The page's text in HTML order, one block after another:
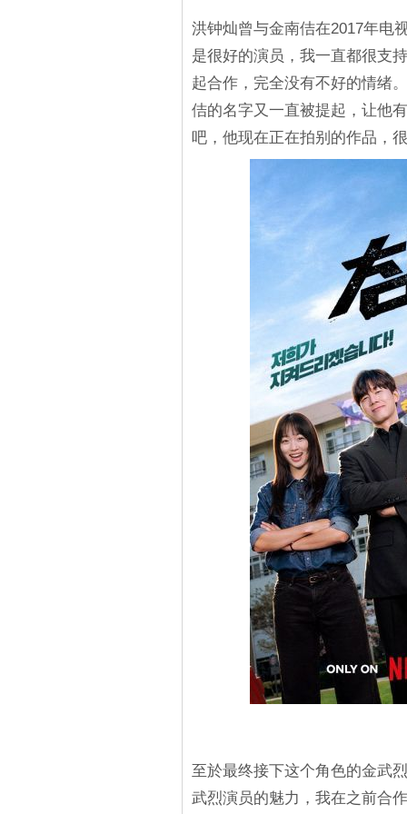
洪钟灿曾与金南佶在2017年电
是很好的演员，我一直都很支
起合作，完全没有不好的情绪
佶的名字又一直被提起，让他
吧，他现在正在拍别的作品，
至於最终接下这个角色的金武
武烈演员的魅力，我在之前合